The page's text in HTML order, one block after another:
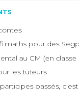
maths pour des
au CM (en classe
les tuteurs
passés,